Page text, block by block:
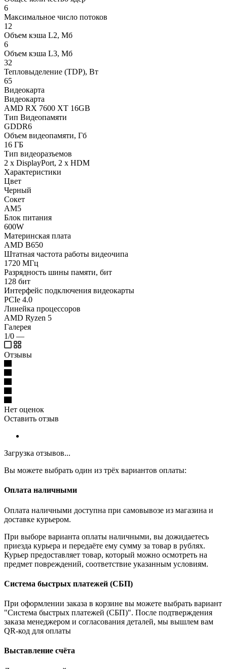
6
Максимальное число потоков
12
Объем кэша L2, Мб
6
Объем кэша L3, Мб
32
Тепловыделение (TDP), Вт
65
Видеокарта
Видеокарта
AMD RX 7600 XT 16GB
Тип Видеопамяти
GDDR6
Объем видеопамяти, Гб
16 ГБ
Тип видеоразъемов
2 x DisplayPort, 2 x HDM
Характеристики
Цвет
Черный
Сокет
AM5
Блок питания
600W
Материнская плата
AMD B650
Штатная частота работы видеочипа
1720 МГц
Разрядность шины памяти, бит
128 бит
Интерфейс подключения видеокарты
PCIe 4.0
Линейка процессоров
AMD Ryzen 5
Галерея
1/0 —
Отзывы
Нет оценок
Оставить отзыв
Загрузка отзывов...
Вы можете выбрать один из трёх вариантов оплаты:
Оплата наличными
Оплата наличными доступна при самовывозе из магазина и
доставке курьером.
При выборе варианта оплаты наличными, вы дожидаетесь
приезда курьера и передаёте ему сумму за товар в рублях.
Курьер предоставляет товар, который можно осмотреть на
предмет повреждений, соответствие указанным условиям.
Система быстрых платежей (СБП)
При оформлении заказа в корзине вы можете выбрать вариант
"Система быстрых платежей (СБП)". После подтверждения
заказа менеджером и согласования деталей, мы вышлем вам
QR-код для оплаты
Выставление счёта